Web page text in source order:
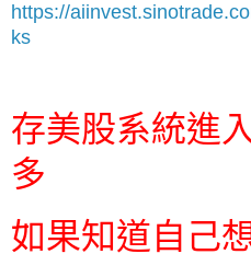
https://
ks
存美股系統進
多
如果知道自己